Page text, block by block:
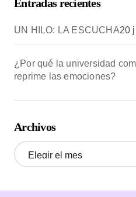
Entradas recientes
UN HILO: LA ESCUCHA20
¿Por qué la universidad
reprime las emociones?
Archivos
A
r